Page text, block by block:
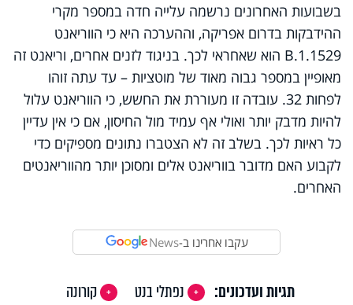
בשבועות האחרונים נרשמה עלייה חדה במספר מקרי
ההידבקות בדרום אפריקה, וההערכה היא כי הווריאנט
B.1.1529 הוא שאחראי לכך. בניגוד לזנים אחרים, וריאנט זה
מאופיין במספר גבוה מאוד של מוטציות – עד עתה זוהו
לפחות 32. עובדה זו מעוררת את החשש, כי הווריאנט עלול
להיות מדבק יותר ואולי אף עמיד מול החיסון, אם כי אין עדיין
כל ראיות לכך. בשלב זה לא הצטברו נתונים מספיקים כדי
לקבוע האם מדובר בווריאנט אלים ומסוכן יותר מהווריאנטים
האחרים.
עקבו אחרינו ב-News
תגיות ועדכונים: נפתלי בנט
קורונה